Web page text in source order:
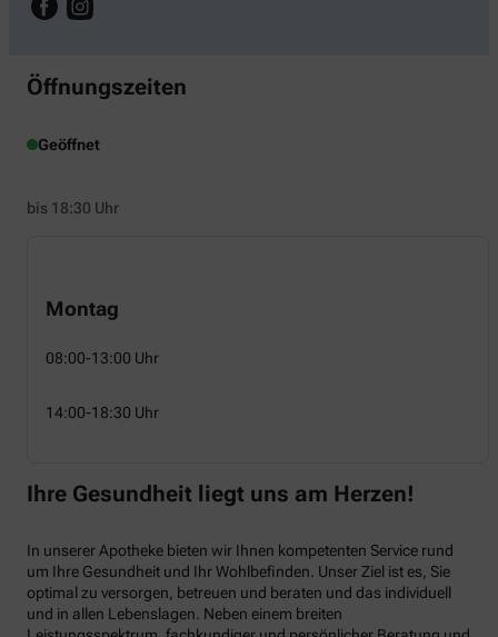
Öffnungszeiten
Geöffnet
bis 18:30 Uhr
Montag
08:00-13:00 Uhr
14:00-18:30 Uhr
Ihre Gesundheit liegt uns am Herzen!
In unserer Apotheke bieten wir Ihnen kompetenten Service rund
um Ihre Gesundheit und Ihr Wohlbefinden. Unser Ziel ist es, Sie
optimal zu versorgen, betreuen und beraten und das individuell
und in allen Lebenslagen. Neben einem breiten